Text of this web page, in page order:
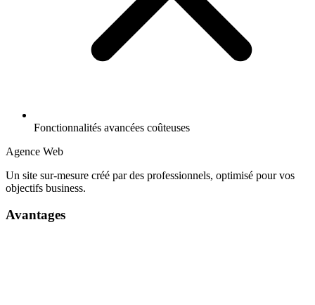
Fonctionnalités avancées coûteuses
Agence Web
Un site sur-mesure créé par des professionnels, optimisé pour vos
objectifs business.
Avantages